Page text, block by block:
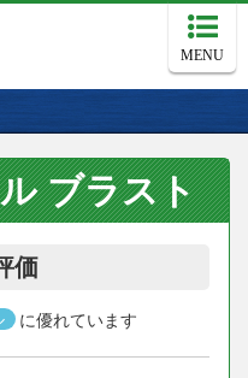
MENU
ブラスト
価
に優れています